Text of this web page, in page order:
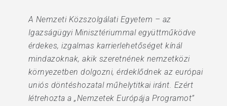
A Nemzeti Közszolgálati Egyetem – az
Igazságügyi Minisztériummal együttműködve
érdekes, izgalmas karrierlehetőséget kínál
mindazoknak, akik szeretnének nemzetközi
környezetben dolgozni, érdeklődnek az európai
uniós döntéshozatal műhelytitkai iránt. Ezért
létrehozta a „Nemzetek Európája Programot”